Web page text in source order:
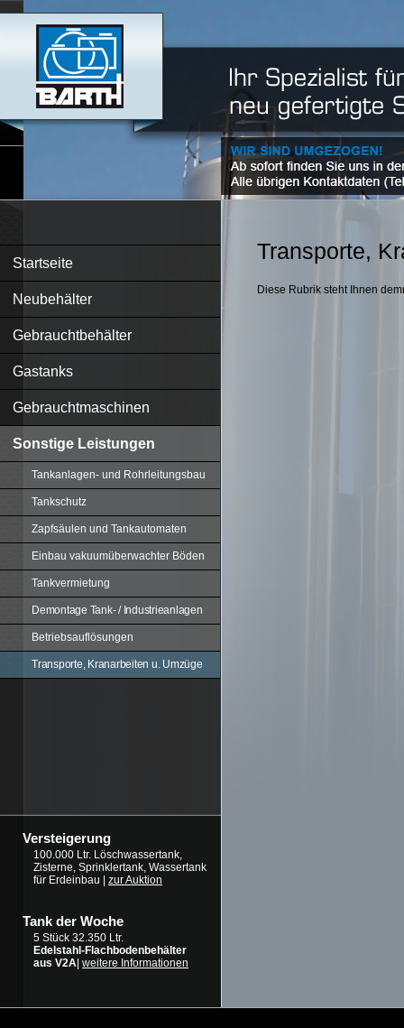
Startseite
Neubehälter
Gebrauchtbehälter
Gastanks
Gebrauchtmaschinen
Sonstige Leistungen
Tankanlagen- und Rohrleitungsbau
Tankschutz
Zapfsäulen und Tankautomaten
Einbau vakuumüberwachter Böden
Tankvermietung
Demontage Tank- / Industrieanlagen
Betriebsauflösungen
Transporte, Kranarbeiten u. Umzüge
Versteigerung
100.000 Ltr. Löschwassertank,
Zisterne, Sprinklertank, Wassertank
für Erdeinbau | zur Auktion
Tank der Woche
5 Stück 32.350 Ltr.
Edelstahl-Flachbodenbehälter
aus V2A weitere Informationen
Transporte,
Diese Rubrik steht Ihnen